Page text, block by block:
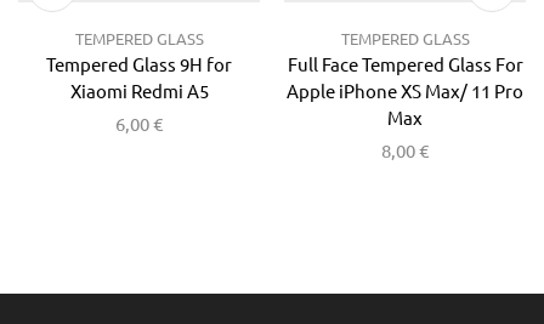
TEMPERED GLASS
Tempered Glass 9H for
Xiaomi Redmi A5
6,00€
TEMPERED GLASS
Full Face Tempered Glass For
Apple iPhone XS Max/ 11 Pro
Max
8,00€